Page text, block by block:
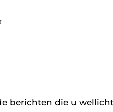
berichten die u